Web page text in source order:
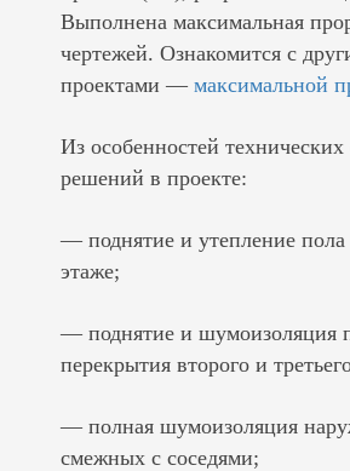
Выполнена максимальная
чертежей. Ознакомится с
проектами — максимальной
Из особенностей
решений в проекте:
— поднятие и утепление
этаже;
— поднятие и шумоизоляция
перекрытия второго и
— полная шумоизоляция
смежных с соседями;